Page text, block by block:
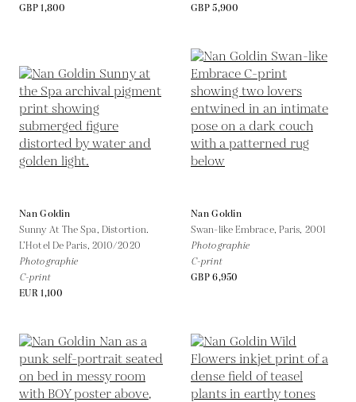
GBP 1,800
GBP 5,900
Nan Goldin
Sunny At The Spa, Distortion.
L’Hotel De Paris, 2010/2020
Photographie
C-print
EUR 1,100
Nan Goldin
Swan-like Embrace, Paris, 2001
Photographie
C-print
GBP 6,950